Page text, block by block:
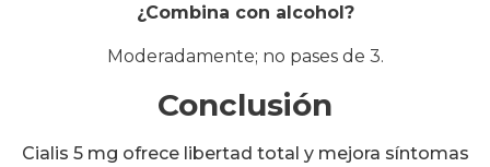
¿Combina con alcohol?
Moderadamente; no pases de 3.
Conclusión
Cialis 5 mg ofrece libertad total y mejora síntomas